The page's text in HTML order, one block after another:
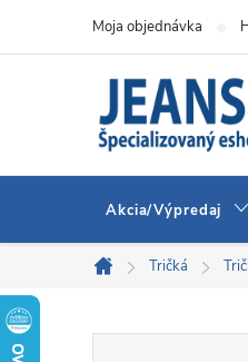
Moja objednávka
Akcia/Výpredaj
Domov
Tričká